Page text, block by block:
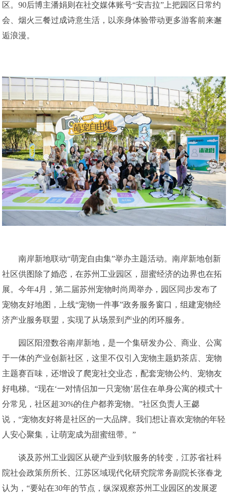
区。90后博主潘娟则在社交媒体账号“安吉拉”上把园区日常约
会、烟火三餐过成诗意生活，以亲身体验带动更多游客前来邂
逅浪漫。
南岸新地联动“萌宠自由集”举办主题活动。南岸新地创新
社区供图除了婚恋，在苏州工业园区，甜蜜经济的边界也在拓
展。今年4月，第二届苏州宠物时尚周举办，园区同步发布了
宠物友好地图，上线“宠物一件事”政务服务窗口，组建宠物经
济产业服务联盟，实现了从场景到产业的闭环服务。
园区阳澄数谷南岸新地，是一个集研发办公、商业、公寓
于一体的产业创新社区，这里不仅引入宠物主题奶茶店、宠物
主题赛百味，还增设了爬宠社交业态，配套宠物公约、宠物友
好电梯。“现在‘一对情侣加一只宠物’居住在单身公寓的模式十
分常见，社区超30%的住户都养宠物。”社区负责人王勰
说，“宠物友好将是社区的一大品牌。我们想让喜欢宠物的年轻
人安心聚集，让萌宠成为甜蜜纽带。”
谈及苏州工业园区从硬产业到软服务的转变，江苏省社科
院社会政策所所长、江苏区域现代化研究院常务副院长张春龙
认为，“要站在30年的节点，纵深观察苏州工业园区的发展逻